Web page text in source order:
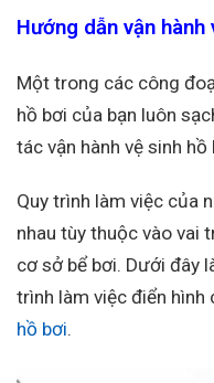
Hướng dẫn vận
Một trong các công
hồ bơi của bạn luôn
tác vận hành vệ sinh hồ
Quy trình làm việc của
nhau tùy thuộc vào vai
cơ sở bể bơi. Dưới đây
trình làm việc điển hình
hồ bơi.